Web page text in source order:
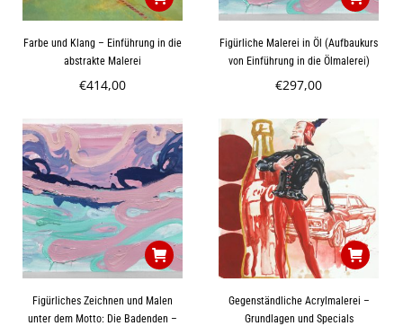
Farbe und Klang – Einführung in die
abstrakte Malerei
€414,00
Figürliche Malerei in Öl (Aufbaukurs
von Einführung in die Ölmalerei)
€297,00
Figürliches Zeichnen und Malen
unter dem Motto: Die Badenden –
Gegenständliche Acrylmalerei –
Grundlagen und Specials